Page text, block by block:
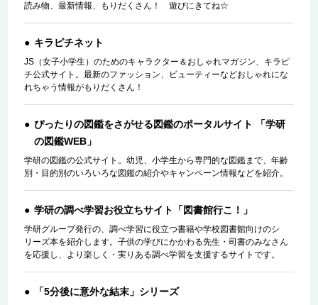
読み物、最新情報、もりだくさん！ 遊びにきてね☆
キラピチネット
JS（女子小学生）のためのキャラクター＆おしゃれマガジン、キラピ
チ公式サイト。最新のファッション、ビューティーなどおしゃれにな
れちゃう情報がもりだくさん！
ぴったりの図鑑をさがせる図鑑のポータルサイト 「学研
の図鑑WEB」
学研の図鑑の公式サイト。幼児、小学生から専門的な図鑑まで、年齢
別・目的別のいろいろな図鑑の紹介やキャンペーン情報などを紹介。
学研の調べ学習お役立ちサイト「図書館行こ！」
学研グループ発行の、調べ学習に役立つ書籍や学校図書館向けのシ
リーズ本を紹介します。子供の学びにかかわる先生・司書のみなさん
を応援し、より楽しく・実りある調べ学習を支援するサイトです。
「5分後に意外な結末」シリーズ